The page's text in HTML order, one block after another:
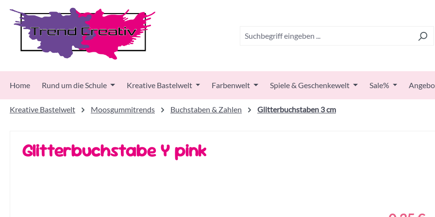
Hauptinhalt springen
Zur Suche springen
Zur Hauptnavigation springen
Home Rund um die Schule Kreative Bastelwelt Farbenwelt Spiele & Geschenkewelt Sale%
Kreative Bastelwelt Moosgummitrends Buchstaben & Zahlen Glitterbuchstaben 3 cm
Glitterbuchstabe Y pink
Regulärer